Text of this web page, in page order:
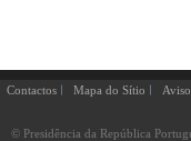
Contactos Mapa do Sítio
© Presidência da República